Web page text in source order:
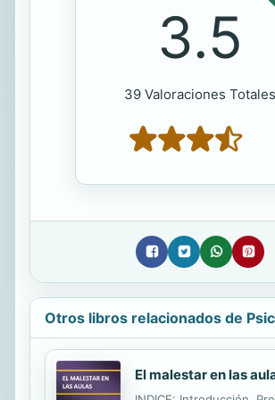
3.5
39 Valoraciones Totales
Otros libros relacionados de
El malestar en las